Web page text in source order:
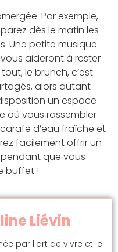
Par exemple,
dès le matin les
Une petite musique
aideront à rester
le brunch, c’est
alors autant
un espace
où vous rassembler
d’eau fraîche et
facilement offrir un
que vous
buffet !
Liévin
par l'art de vivre et le